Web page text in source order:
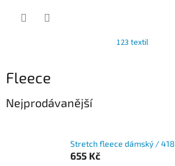
123 textil
Fleece
Nejprodávanější
Stretch fleece dámský / 418
655 Kč